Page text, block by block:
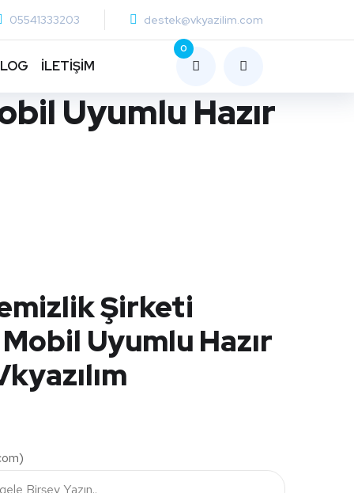
05541333203 destek@vkyazilim.com
İLETİŞİM
0
Uyumlu Hazır
Şirketi
Uyumlu Hazır